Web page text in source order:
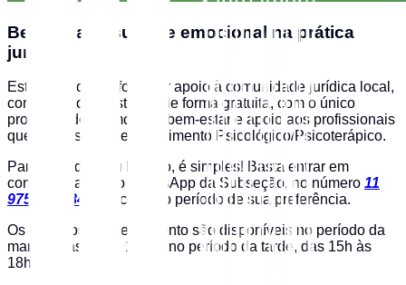
Bem-estar e suporte emocional na prática
jurídica
Este projeto visa fornecer apoio à comunidade jurídica local,
com serviços prestados de forma gratuita, com o único
propósito de promover o bem-estar e apoio aos profissionais
que necessitam de atendimento Psicológico/Psicoterápico.
Para agendar seu horário, é simples! Basta entrar em
contato através do WhatsApp da Subseção, no número 11
97527-9384
, e escolher o período de sua preferência.
Os períodos de atendimento são disponíveis no período da
manhã, das 9h às 12h, e no período da tarde, das 15h às
18h.